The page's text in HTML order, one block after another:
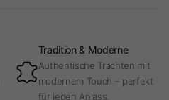
Tradition & Moderne
Authentische Trachten mit
modernem Touch – perfekt
für jeden Anlass.